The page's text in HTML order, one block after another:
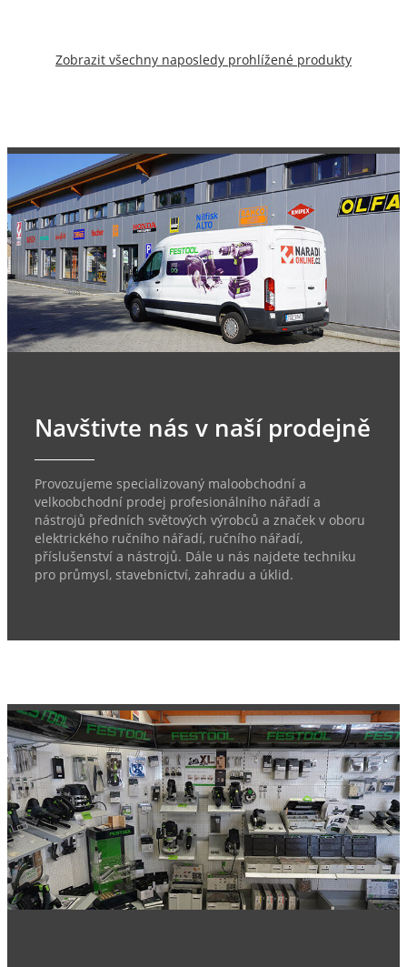
Zobrazit všechny naposledy prohlížené produkty
Navštivte nás v naší prodejně
Provozujeme specializovaný maloobchodní a
velkoobchodní prodej profesionálního nářadí a
nástrojů předních světových výrobců a značek v oboru
elektrického ručního nářadí, ručního nářadí,
příslušenství a nástrojů. Dále u nás najdete techniku
pro průmysl, stavebnictví, zahradu a úklid.